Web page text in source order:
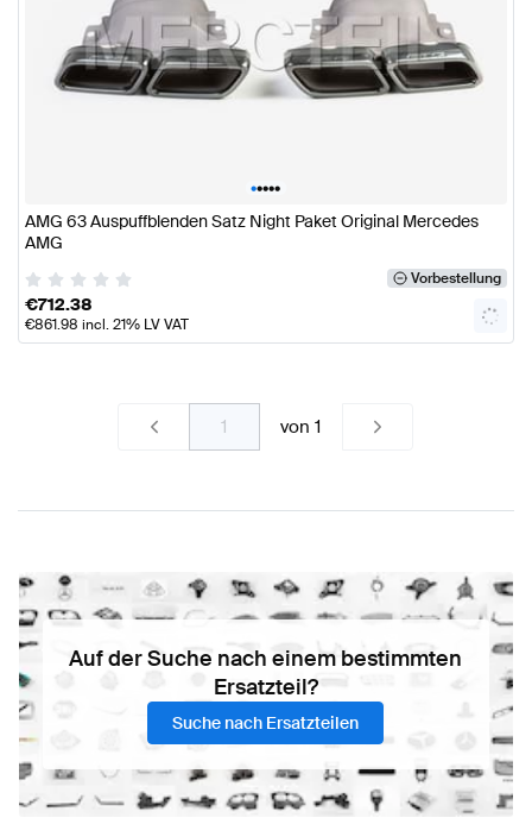
•••••
AMG 63 Auspuffblenden Satz Night Paket Original Mercedes
AMG
Vorbestellung
€712.38
€861.98 incl. 21% LV VAT
von1
Auf der Suche nach einem bestimmten
Ersatzteil?
Suche nach Ersatzteilen